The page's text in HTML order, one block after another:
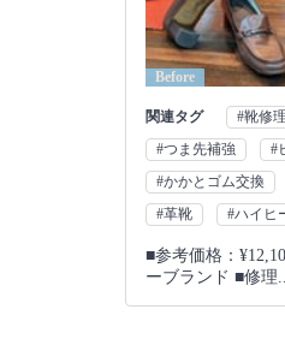
Before
関連タグ #靴修理
#つま先補強
#
#かかとゴム交換
#革靴
#ハイヒ
■参考価格：
ーブランド ■修理